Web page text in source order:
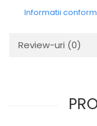
Informatii
Review-uri (0)